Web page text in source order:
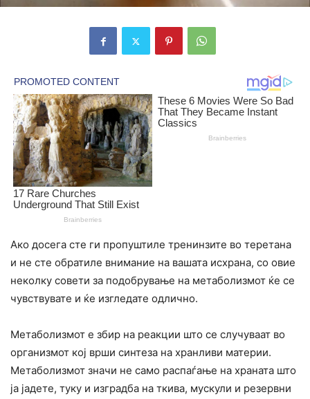
Aко досега сте ги пропуштиле тренинзите во теретана
и не сте обратиле внимание на вашата исхрана, со овие
неколку совети за подобрување на метаболизмот ќе се
чувствувате и ќе изгледате одлично.
Метаболизмот е збир на реакции што се случуваат во
организмот кој врши синтеза на хранливи материи.
Метаболизмот значи не само распаѓање на храната што
ја јадете, туку и изградба на ткива, мускули и резервни